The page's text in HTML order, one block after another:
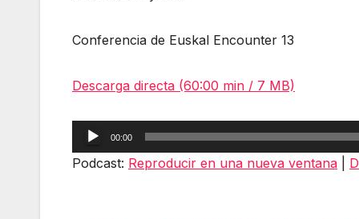
Conferencia de Euskal Encounter 13
Descarga directa (60:00 min / 7 MB)
Reproductor
de
00:00
Podcast: Reproducir en una nueva ventana